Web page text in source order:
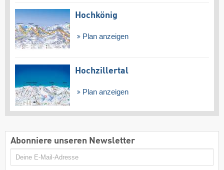
Hochkönig
Plan anzeigen
Hochzillertal
Plan anzeigen
Abonniere unseren Newsletter
E-